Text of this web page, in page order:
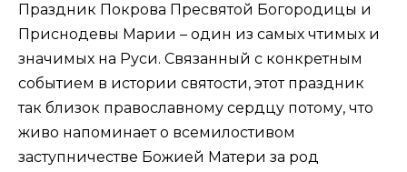
Праздник Покрова Пресвятой Богородицы и
Приснодевы Марии – один из самых чтимых и
значимых на Руси. Связанный с конкретным
событием в истории святости, этот праздник
так близок православному сердцу потому, что
живо напоминает о всемилостивом
заступничестве Божией Матери за род